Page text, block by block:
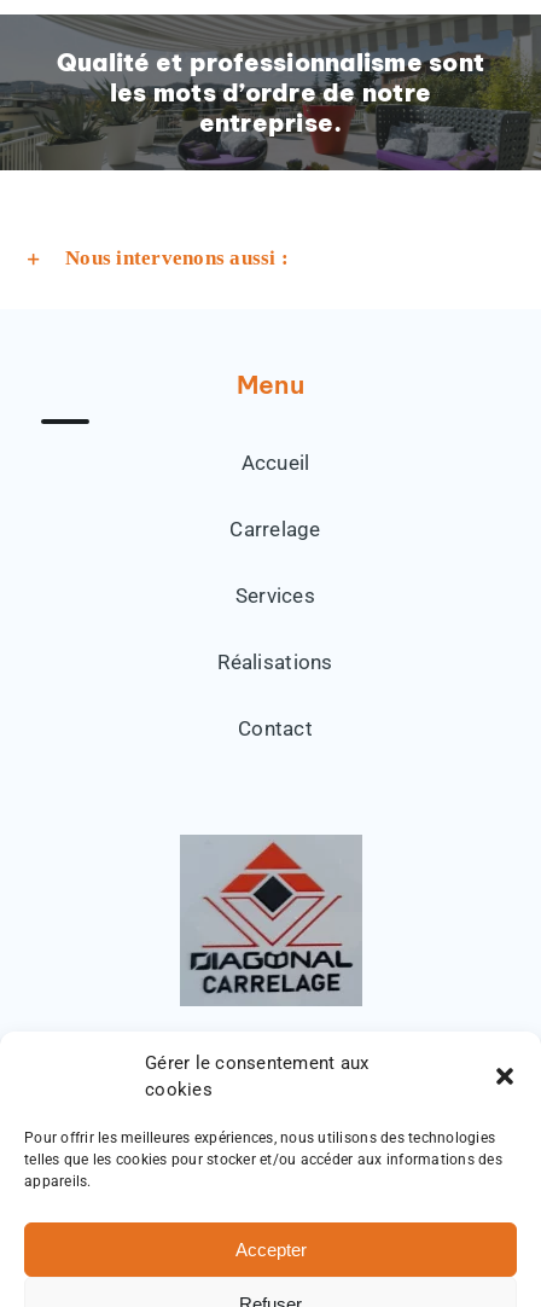
Gérer le consentement aux
cookies
Pour offrir les meilleures expériences, nous utilisons des technologies
telles que les cookies pour stocker et/ou accéder aux informations des
appareils.
Accepter
Qualité et professionnalisme sont
les mots d’ordre de notre
entreprise.
Nous intervenons aussi :
Menu
Accueil
Carrelage
Services
Réalisations
Contact
Diagonal Carrelage
Mentions légales